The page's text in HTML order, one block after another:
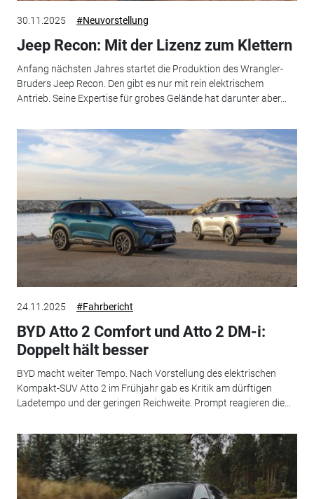
30.11.2025 #Neuvorstellung
Jeep Recon: Mit der Lizenz zum Klettern
Anfang nächsten Jahres startet die Produktion des Wrangler-
Bruders Jeep Recon. Den gibt es nur mit rein elektrischem
Antrieb. Seine Expertise für grobes Gelände hat darunter aber...
24.11.2025 #Fahrbericht
BYD Atto 2 Comfort und Atto 2 DM-i:
Doppelt hält besser
BYD macht weiter Tempo. Nach Vorstellung des elektrischen
Kompakt-SUV Atto 2 im Frühjahr gab es Kritik am dürftigen
Ladetempo und der geringen Reichweite. Prompt reagieren die...